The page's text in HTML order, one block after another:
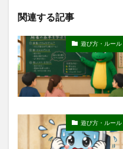
関連する記事
遊び方・ルール
遊び方・ルール